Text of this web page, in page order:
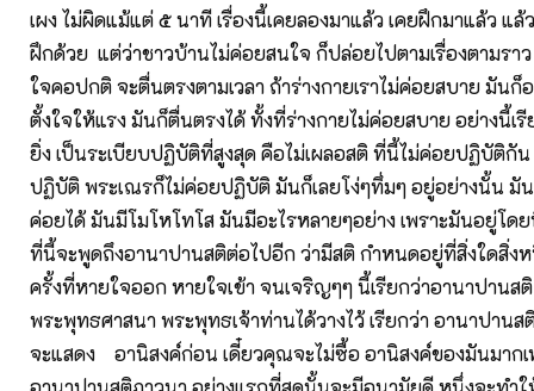
เผง ไม่ผิดแม้แต่ ๕ นาที เรื่องนี้เคยลองมาแล้ว เคยฝึกมาแล้ว แ
ฝึกด้วย แต่ว่าชาวบ้านไม่ค่อยสนใจ ก็ปล่อยไปตามเรื่องตามรา
ใจคอปกติ จะตื่นตรงตามเวลา ถ้าร่างกายเราไม่ค่อยสบาย มันก็
ตั้งใจให้แรง มันก็ตื่นตรงได้ ทั้งที่ร่างกายไม่ค่อยสบาย อย่างนี้เ
ยิ่ง เป็นระเบียบปฏิบัติที่สูงสุด คือไม่เผลอสติ ที่นี้ไม่ค่อยปฏิบัติกั
ปฏิบัติ พระเณรก็ไม่ค่อยปฏิบัติ มันก็เลยโง่ๆทึ่มๆ อยู่อย่างนั้น มั
ค่อยได้ มันมีโมโหโทโส มันมีอะไรหลายๆอย่าง เพราะมันอยู่โ
ที่นี้จะพูดถึงอานาปานสติต่อไปอีก ว่ามีสติ กำหนดอยู่ที่สิ่งใดสิ่ง
ครั้งที่หายใจออก หายใจเข้า จนเจริญๆๆ นี้เรียกว่าอานาปานส
พระพุทธศาสนา พระพุทธเจ้าท่านได้วางไว้ เรียกว่า อานาปานส
จะแสดง อานิสงค์ก่อน เดี๋ยวคุณจะไม่ซื้อ อานิสงค์ของมันมากเ